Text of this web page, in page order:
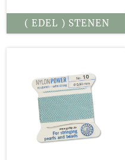
( EDEL ) STENEN